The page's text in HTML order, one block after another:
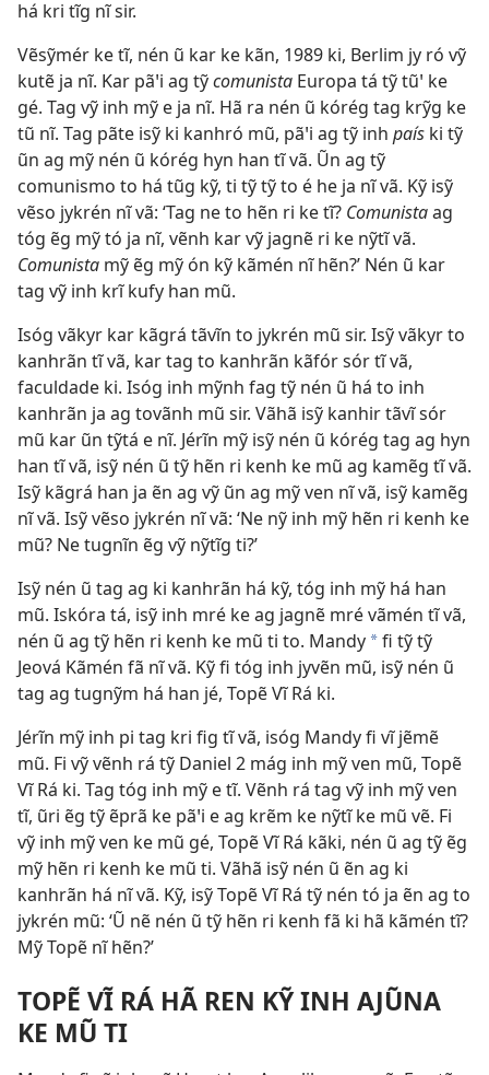
há kri tĩg nĩ sir.
Vẽsỹmér ke tĩ, nén ũ kar ke kãn, 1989 ki, Berlim jy ró vỹ
kutẽ ja nĩ. Kar pãꞌi ag tỹcomunista Europa tá tỹ tũꞌ ke
gé. Tag vỹ inh mỹ e ja nĩ. Hã ra nén ũ kórég tag krỹg ke
tũ nĩ. Tag pãte isỹ ki kanhró mũ, pãꞌi ag tỹ inh país ki tỹ
ũn ag mỹ nén ũ kórég hyn han tĩ vã. Ũn ag tỹ
comunismo to há tũg kỹ, ti tỹ tỹ to é he ja nĩ vã. Kỹ isỹ
vẽso jykrén nĩ vã: ‘Tag ne to hẽn ri ke tĩ? Comunistaag
tóg ẽg mỹ tó ja nĩ, vẽnh kar vỹ jagnẽ ri ke nỹtĩ vã.
Comunista mỹ ẽg mỹ ón kỹ kãmén nĩ hẽn?’ Nén ũ kar
tag vỹ inh krĩ kufy han mũ.
Isóg vãkyr kar kãgrá tãvĩn to jykrén mũ sir. Isỹ vãkyr to
kanhrãn tĩ vã, kar tag to kanhrãn kãfór sór tĩ vã,
faculdade ki. Isóg inh mỹnh fag tỹ nén ũ há to inh
kanhrãn ja ag tovãnh mũ sir. Vãhã isỹ kanhir tãvĩ sór
mũ kar ũn tỹtá e nĩ. Jérĩn mỹ isỹ nén ũ kórég tag ag hyn
han tĩ vã, isỹ nén ũ tỹ hẽn ri kenh ke mũ ag kamẽg tĩ vã.
Isỹ kãgrá han ja ẽn ag vỹ ũn ag mỹ ven nĩ vã, isỹ kamẽg
nĩ vã. Isỹ vẽso jykrén nĩ vã: ‘Ne nỹ inh mỹ hẽn ri kenh ke
mũ? Ne tugnĩn ẽg vỹ nỹtĩg ti?’
Isỹ nén ũ tag ag ki kanhrãn há kỹ, tóg inh mỹ há han
mũ. Iskóra tá, isỹ inh mré ke ag jagnẽ mré vãmén tĩ vã,
nén ũ ag tỹ hẽn ri kenh ke mũ ti to. Mandy *fi tỹ tỹ
Jeová Kãmén fã nĩ vã. Kỹ fi tóg inh jyvẽn mũ, isỹ nén ũ
tag ag tugnỹm há han jé, Topẽ Vĩ Rá ki.
Jérĩn mỹ inh pi tag kri fig tĩ vã, isóg Mandy fi vĩ jẽmẽ
mũ. Fi vỹ vẽnh rá tỹ Daniel 2 mág inh mỹ ven mũ, Topẽ
Vĩ Rá ki. Tag tóg inh mỹ e tĩ. Vẽnh rá tag vỹ inh mỹ ven
tĩ, ũri ẽg tỹ ẽprã ke pãꞌi e ag krẽm ke nỹtĩ ke mũ vẽ. Fi
vỹ inh mỹ ven ke mũ gé, Topẽ Vĩ Rá kãki, nén ũ ag tỹ ẽg
mỹ hẽn ri kenh ke mũ ti. Vãhã isỹ nén ũ ẽn ag ki
kanhrãn há nĩ vã. Kỹ, isỹ Topẽ Vĩ Rá tỹ nén tó ja ẽn ag to
jykrén mũ: ‘Ũ nẽ nén ũ tỹ hẽn ri kenh fã ki hã kãmén tĩ?
Mỹ Topẽ nĩ hẽn?’
TOPẼ VĨ RÁ HÃ REN KỸ INH AJŨNA
KE MŨ TI